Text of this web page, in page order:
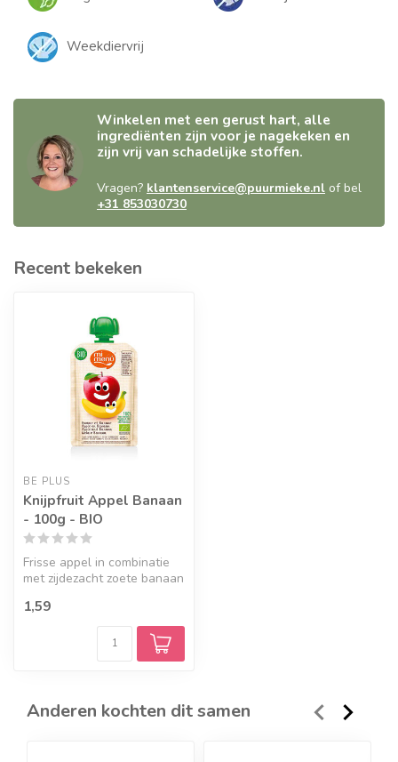
Weekdiervrij
Winkelen met een gerust hart, alle
ingrediënten zijn voor je nagekeken en
zijn vrij van schadelijke stoffen.
Vragen? klantenservice@puurmieke.nl of bel
+31 853030730
Recent bekeken
BE PLUS
Knijpfruit Appel Banaan
- 100g - BIO
Frisse appel in combinatie
met zijdezacht zoete banaan
1,59
Anderen kochten dit samen